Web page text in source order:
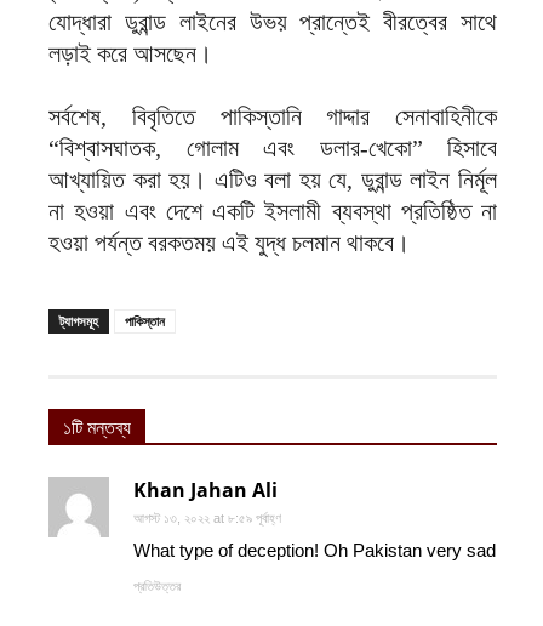
যোদ্ধারা ডুরান্ড লাইনের উভয় প্রান্তেই বীরত্বের সাথে
লড়াই করে আসছেন।
সর্বশেষ, বিবৃতিতে পাকিস্তানি গাদ্দার সেনাবাহিনীকে
“বিশ্বাসঘাতক, গোলাম এবং ডলার-খেকো” হিসাবে
আখ্যায়িত করা হয়। এটিও বলা হয় যে, ডুরান্ড লাইন নির্মূল
না হওয়া এবং দেশে একটি ইসলামী ব্যবস্থা প্রতিষ্ঠিত না
হওয়া পর্যন্ত বরকতময় এই যুদ্ধ চলমান থাকবে।
ট্যাগসমূহ পাকিস্তান
১টি মন্তব্য
Khan Jahan Ali
আগস্ট ১৩, ২০২২ at ৮:৫৯ পূর্বাহ্ণ
What type of deception! Oh Pakistan very sad
প্রতিউত্তর